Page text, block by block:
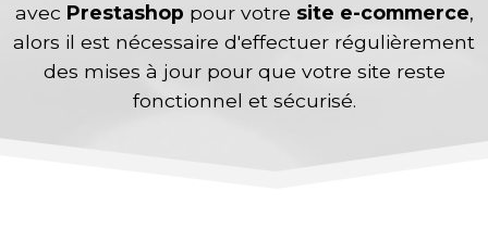
avec Prestashop pour votre site e-commerce,
alors il est nécessaire d'effectuer régulièrement
des mises à jour pour que votre site reste
fonctionnel et sécurisé.